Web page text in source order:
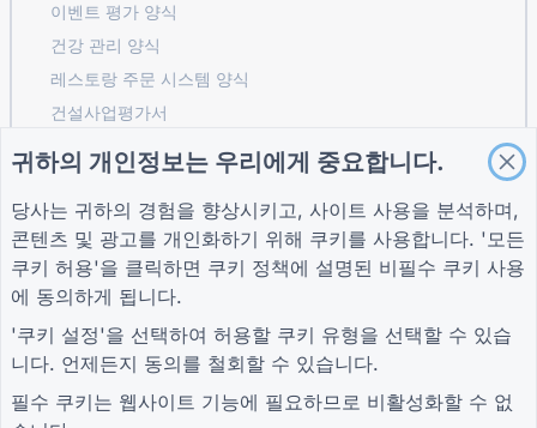
이벤트 평가 양식
건강 관리 양식
레스토랑 주문 시스템 양식
건설사업평가서
유틸리티 서비스 요청 양식
고객 참여 양식
커뮤니티에 가입하세요
도움말 센터
블로그
회사 소개
문의하기
자귀
개인 정보 보호 정책
귀하의 개인정보는 우리에게 중요합니다.
당사는 귀하의 경험을 향상시키고, 사이트 사용을 분석하며,
콘텐츠 및 광고를 개인화하기 위해 쿠키를 사용합니다. '모든
쿠키 허용'을 클릭하면 쿠키 정책에 설명된 비필수 쿠키 사용
에 동의하게 됩니다.
'쿠키 설정'을 선택하여 허용할 쿠키 유형을 선택할 수 있습
니다. 언제든지 동의를 철회할 수 있습니다.
필수 쿠키는 웹사이트 기능에 필요하므로 비활성화할 수 없